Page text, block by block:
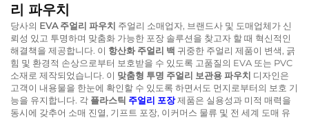
리 파우치
당사의 EVA 주얼리 파우치 주얼리 소매업자, 브랜드사 및 도매업체가 신
뢰성 있고 투명하며 맞춤화 가능한 포장 솔루션을 찾고자 할 때 혁신적인
해결책을 제공합니다. 이 항산화 주얼리 백 귀중한 주얼리 제품이 변색, 긁
힘 및 환경적 손상으로부터 보호받을 수 있도록 고품질의 EVA 또는 PVC
소재로 제작되었습니다. 이 맞춤형 투명 주얼리 보관용 파우치 디자인은
고객이 내용물을 한눈에 확인할 수 있도록 하면서도 먼지로부터의 보호 기
능을 유지합니다. 각 플라스틱 주얼리 포장제품은 실용성과 미적 매력을
동시에 갖추어 소매 진열, 기프트 포장, 이커머스 물류 및 전 세계 도매 유